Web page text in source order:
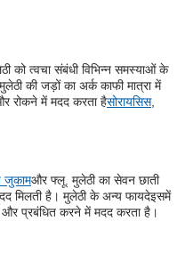
को त्वचा संबंधी विभिन्न समस्याओं के
की जड़ों का अर्क काफी मात्रा में
रोकने में मदद करता हैसोरायसिस,
जुकामऔर फ्लू. मुलेठी का सेवन छाती
मिलती है। मुलेठी के अन्य फायदेइसमें
प्रबंधित करने में मदद करता है।